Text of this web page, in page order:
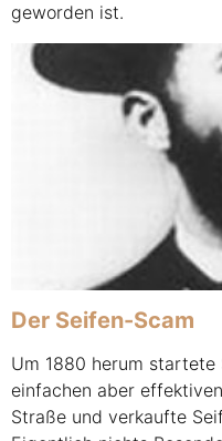
geworden ist.
Der Seifen-Scam
Um 1880 herum startete
einfachen aber
Straße und verkaufte